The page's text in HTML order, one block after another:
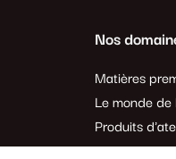
Nos
Matières
Le monde de
Produits